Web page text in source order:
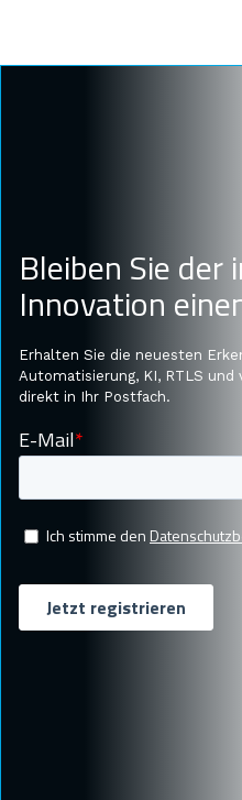
Bleiben Sie der
Innovation
Erhalten Sie die neuesten
Automatisierung, KI, RTLS und
direkt in Ihr Postfach.